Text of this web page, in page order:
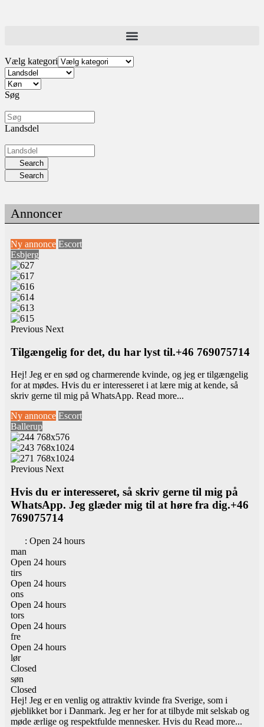
Vælg kategori
Søg
Landsdel
Search
Search
Annoncer
Ny annonce Escort
Esbjerg
Previous Next
Tilgængelig for det, du har lyst til.+46 769075714
Hej! Jeg er en sød og charmerende kvinde, og jeg er tilgængelig
for at mødes. Hvis du er interesseret i at lære mig at kende, så
skriv gerne til mig på WhatsApp. Read more...
Ny annonce Escort
Ballerup
Previous Next
Hvis du er interesseret, så skriv gerne til mig på
WhatsApp. Jeg glæder mig til at høre fra dig.+46
769075714
: Open 24 hours
man
Open 24 hours
tirs
Open 24 hours
ons
Open 24 hours
tors
Open 24 hours
fre
Open 24 hours
lør
Closed
søn
Closed
Hej! Jeg er en venlig og attraktiv kvinde fra Sverige, som i
øjeblikket bor i Danmark. Jeg er her for at tilbyde mit selskab og
møde ærlige og respektfulde mennesker. Hvis du Read more...